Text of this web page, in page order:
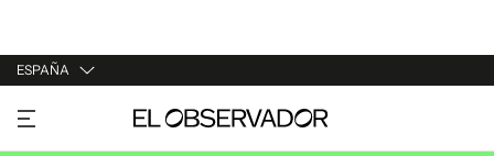
ESPAÑA
URUGUAY